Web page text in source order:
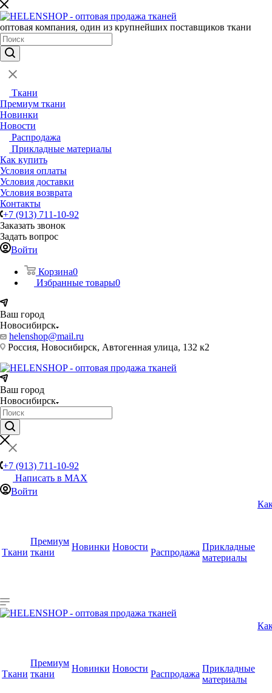
оптовая компания, один из крупнейших поставщиков ткани
Ткани
Премиум ткани
Новинки
Новости
Распродажа
Прикладные материалы
Как купить
Условия оплаты
Условия доставки
Условия возврата
Контакты
+7 (913) 711-10-92
Заказать звонок
Задать вопрос
Войти
Корзина0
Избранные товары0
Ваш город
Новосибирск
helenshop@mail.ru
Россия, Новосибирск, Автогенная улица, 132 к2
Ваш город
Новосибирск
+7 (913) 711-10-92
Написать в MAX
Войти
Ткани
Премиум
ткани
Новинки Новости
Распродажа
Прикладные
материалы
Ткани
Премиум
ткани
Новинки Новости
Распродажа
Прикладные
материалы